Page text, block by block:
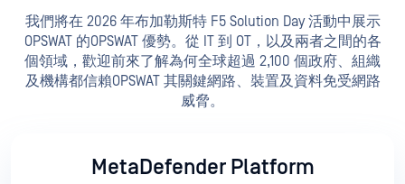
我們將在 2026 年布加勒斯特 F5 Solution Day 活動中展示
OPSWAT 的OPSWAT 優勢。從 IT 到 OT，以及兩者之間的各
個領域，歡迎前來了解為何全球超過 2,100 個政府、組織
及機構都信賴OPSWAT 其關鍵網路、裝置及資料免受網路
威脅。
MetaDefender Platform